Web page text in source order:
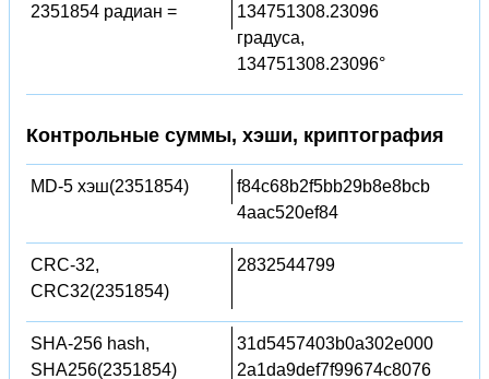
2351854 радиан =
134751308.23096
градуса,
134751308.23096°
Контрольные суммы, хэши, криптография
MD-5 хэш(2351854)
f84c68b2f5bb29b8e8bcb
4aac520ef84
CRC-32,
CRC32(2351854)
2832544799
SHA-256 hash,
SHA256(2351854)
31d5457403b0a302e000
2a1da9def7f99674c8076